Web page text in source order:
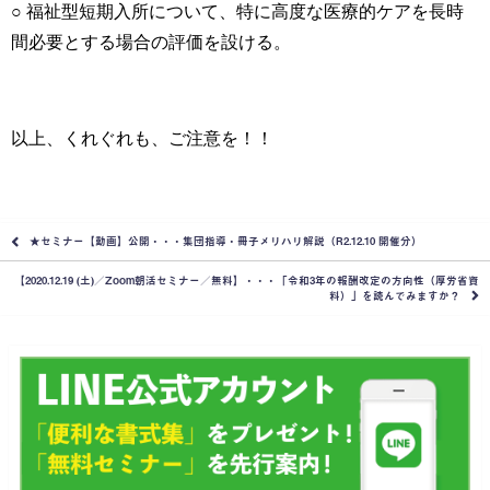
○ 福祉型短期入所について、特に高度な医療的ケアを長時
間必要とする場合の評価を設ける。
以上、くれぐれも、ご注意を！！
★セミナー【動画】公開・・・集団指導・冊子メリハリ解説（R2.12.10 開催分）
【2020.12.19 (土)／Zoom朝活セミナー／無料】・・・「令和3年の報酬改定の方向性（厚労省資
料）」を読んでみますか？